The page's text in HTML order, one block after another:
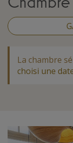
La chambre
choisi une